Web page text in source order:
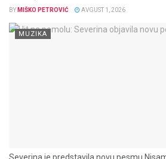
BY MIŠKO PETROVIĆ AVGUST 1, 2026
MUZIKA